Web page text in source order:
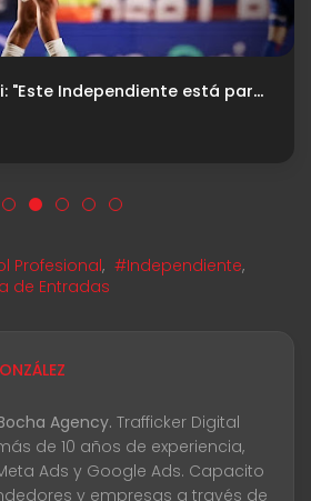
Platense
Profesional, #Independiente,
de Entradas
Agency. Trafficker Digital
de 10 años de experiencia,
Ads y Google Ads. Capacito
y empresas a través de